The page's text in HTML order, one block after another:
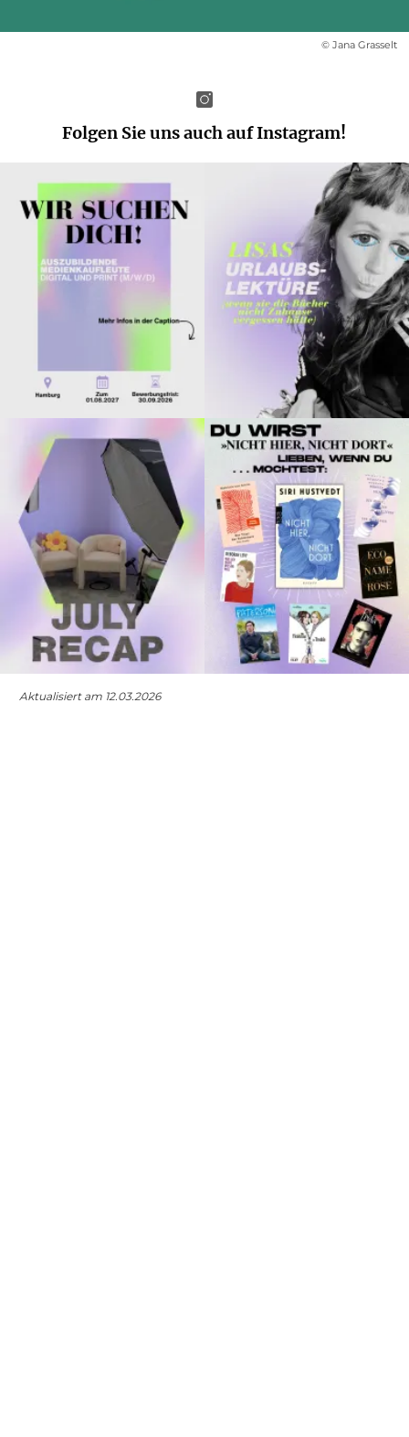
© Jana Grasselt
Folgen Sie uns auch auf Instagram!
Aktualisiert am 12.03.2026